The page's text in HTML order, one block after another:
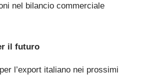
nel bilancio commerciale
il futuro
l’export italiano nei prossimi